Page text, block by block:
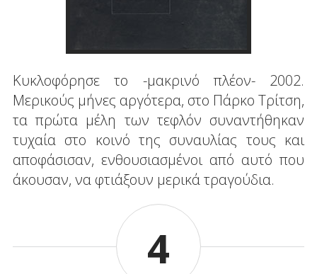
Κυκλοφόρησε το -μακρινό πλέον- 2002.
Μερικούς μήνες αργότερα, στο Πάρκο Τρίτση,
τα πρώτα μέλη των τεφλόν συναντήθηκαν
τυχαία στο κοινό της συναυλίας τους και
αποφάσισαν, ενθουσιασμένοι από αυτό που
άκουσαν, να φτιάξουν μερικά τραγούδια.
4